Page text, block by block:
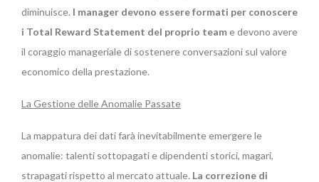
diminuisce. I manager devono essere formati per conoscere
i Total Reward Statement del proprio teame devono avere
il coraggio manageriale di sostenere conversazioni sul valore
economico della prestazione.
La Gestione delle Anomalie Passate
La mappatura dei dati farà inevitabilmente emergere le
anomalie: talenti sottopagati e dipendenti storici, magari,
strapagati rispetto al mercato attuale. La correzione di